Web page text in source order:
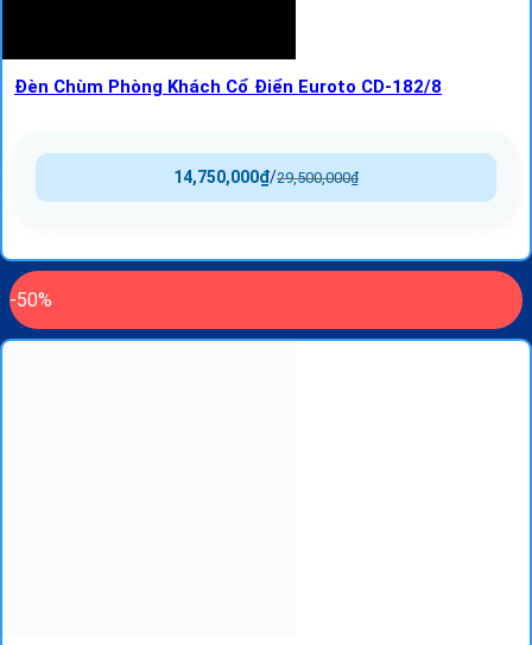
Đèn Chùm Phòng Khách Cổ Điển Euroto CD-182/8
29,500,000₫
/
14,750,000₫
-50%